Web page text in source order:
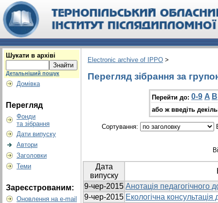
Шукати в архіві
Детальніший пошук
Домівка
Перегляд
Фонди
та зібрання
Дати випуску
Автори
Заголовки
Теми
Зареєстрованим:
Оновлення на e-mail
Electronic archive of IPPO >
Перегляд зібрання за
Перейти до: 0-9 A B
або ж введіть
Сортування:
Дата
випуску
9-чер-2015 Анотація педагогічного
9-чер-2015 Екологічна консультація